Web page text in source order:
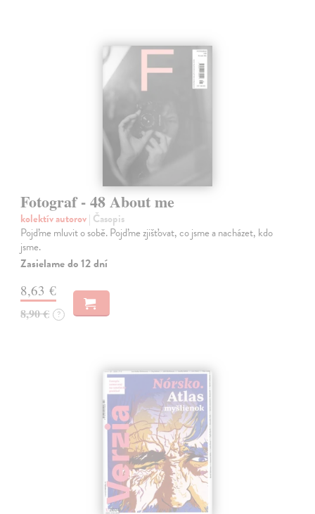
Fotograf - 48 About me
kolektív autorov| Časopis
Pojďme mluvit o sobě. Pojďme zjišťovat, co jsme a nacházet, kdo
jsme.
Zasielame do 12 dní
8,63 €
8,90 € ?